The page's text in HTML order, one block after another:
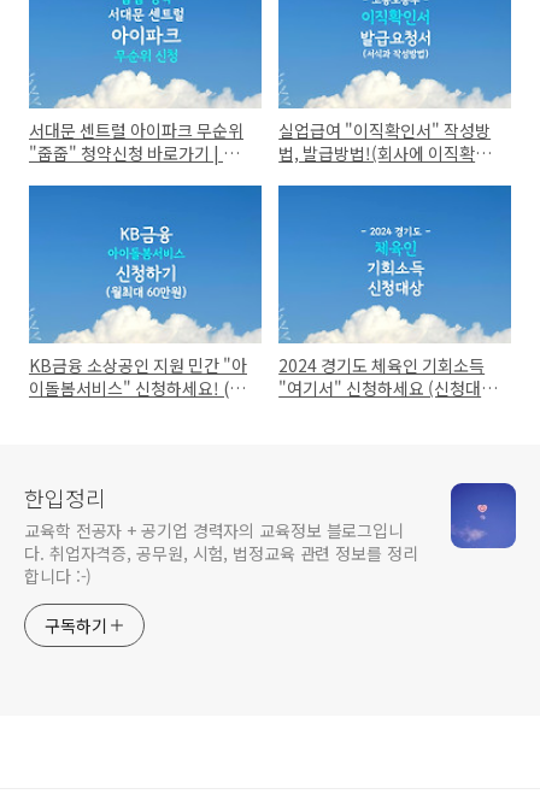
서대문 센트럴 아이파크 무순위
"줍줍" 청약신청 바로가기 | 임
실업급여 "이직확인서" 작성방
법, 발급방법!(회사에 이직확인
KB금융 소상공인 지원 민간 "아
이돌봄서비스" 신청하세요! (6
2024 경기도 체육인 기회소득
"여기서" 신청하세요 (신청대
한입정리
교육학 전공자 + 공기업 경력자의 교육정보 블로그입니
다. 취업자격증, 공무원, 시험, 법정교육 관련 정보를 정리
합니다 :-)
구독하기